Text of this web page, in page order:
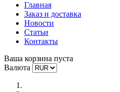
Главная
Заказ и доставка
Новости
Статьи
Контакты
Ваша корзина пуста
Валюта